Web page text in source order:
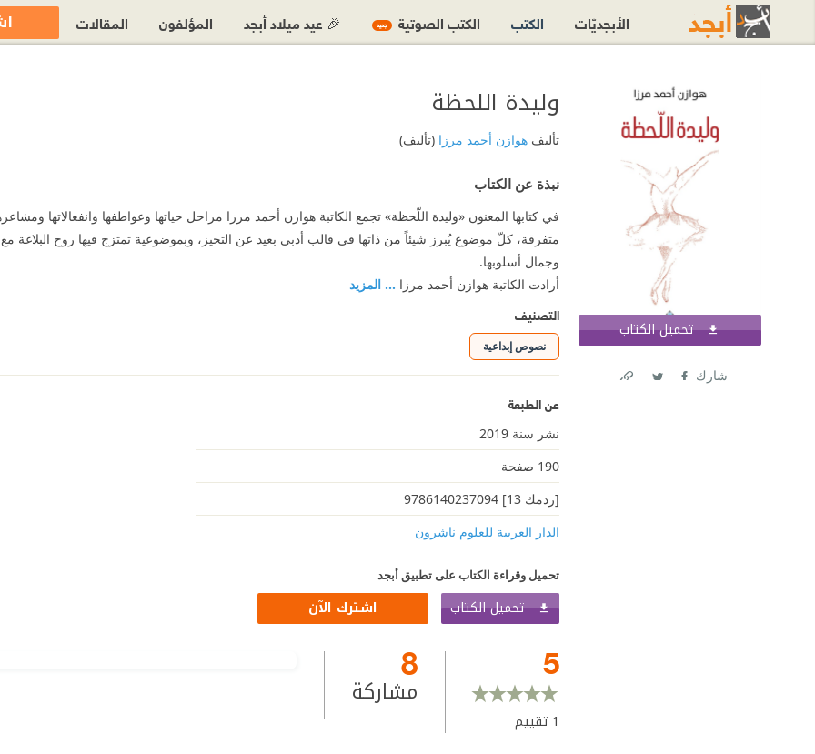
تحميل الكتاب اشترك الآن
شارك
وليدة اللحظة
تأليفهوازن أحمد مرزا(تأليف)
نبذة عن الكتاب
في كتابها المعنون «وليدة اللّحظة» تجمع الكاتبة هوازن أحمد مرزا مراحل حياتها وعواطفها ‏وانفعالاتها
متفرقة، كلّ موضوع يُبرز شيئاً ‏من ذاتها في قالب أدبي بعيد عن التحيز، وبموضوعية تمتزج فيها روح البلاغة مع
وجمال أسلوبها.‏
أرادت الكاتبة هوازن أحمد مرزا ... المزيد
التصنيف
نصوص إبداعية
عن الطبعة
نشر سنة 2019
190 صفحة
[ردمك 13] 9786140237094
الدار العربية للعلوم ناشرون
تحميل وقراءة الكتاب على تطبيق أبجد
تحميل الكتاب اشترك الآن
5
1 تقييم
8
مشاركة
الأبجديّات الكتب الكتب الصوتية جديد 🎉 عيد ميلاد أبجد المؤلفون المقالات